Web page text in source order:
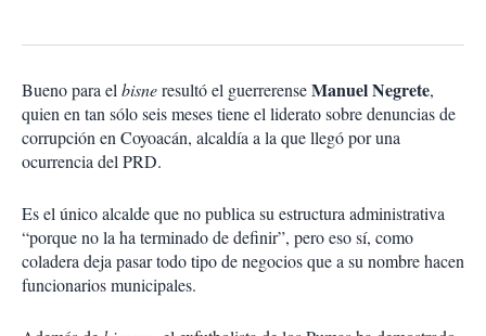
c
m
p
a
r
t
r
Bueno para el bisneresultó el guerrerenseManuel Negrete,
quien en tan sólo seis meses tiene el liderato sobre denuncias de
corrupción en Coyoacán, alcaldía a la que llegó por una
ocurrencia del PRD.
Es el único alcalde que no publica su estructura administrativa
“porque no la ha terminado de definir”, pero eso sí, como
coladera deja pasar todo tipo de negocios que a su nombre hacen
funcionarios municipales.